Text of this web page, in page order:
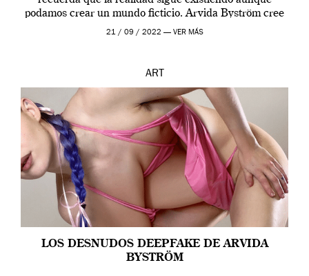
podamos crear un mundo ficticio. Arvida Byström cree
que los humanos tienen un complejo […]
21 / 09 / 2022 — VER MÁS
ART
LOS DESNUDOS DEEPFAKE DE ARVIDA
BYSTRÖM